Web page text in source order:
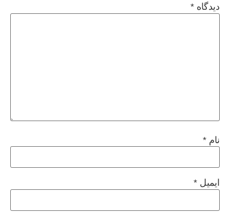
دیدگاه *
نام *
ایمیل *